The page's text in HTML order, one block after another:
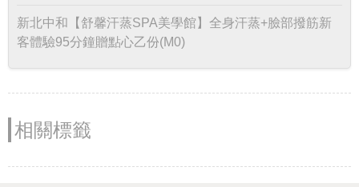
新北中和【舒馨汗蒸SPA美學館】全身汗蒸+臉部撥筋新
客體驗95分鐘贈點心乙份(M0)
相關標籤